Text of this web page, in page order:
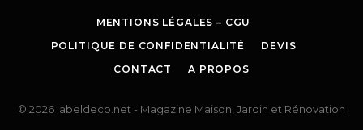
MENTIONS LÉGALES – CGU
POLITIQUE DE CONFIDENTIALITÉ
DEVIS
CONTACT
A PROPOS
© 2026 labeldeco.net - Magazine Maison, Jardin et Rénovation